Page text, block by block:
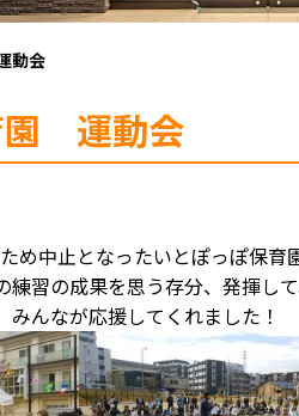
動会
園 運動会
め中止となったいとぽっぽ保育
練習の成果を思う存分、発揮
んなが応援してくれました！